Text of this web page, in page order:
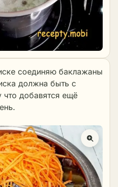
соединяю баклажаны
должна быть с
что добавятся ещё